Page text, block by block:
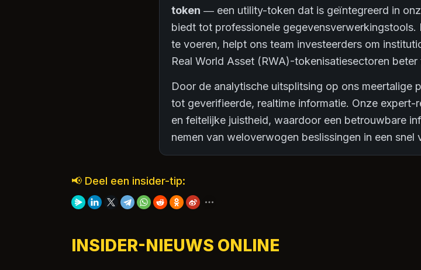
token — een utility-token dat is geïntegreerd in
biedt tot professionele
te voeren, helpt ons team investeerders om
Real World Asset (RWA)-tokenisatiesectoren beter
Door de analytische uitsplitsing op ons meertalige
tot geverifieerde, realtime informatie. Onze
en feitelijke juistheid, waardoor een betrouwbare
nemen van weloverwogen beslissingen in een
📢 Deel een insider-tip:
INSIDER-NIEUWS ONLINE